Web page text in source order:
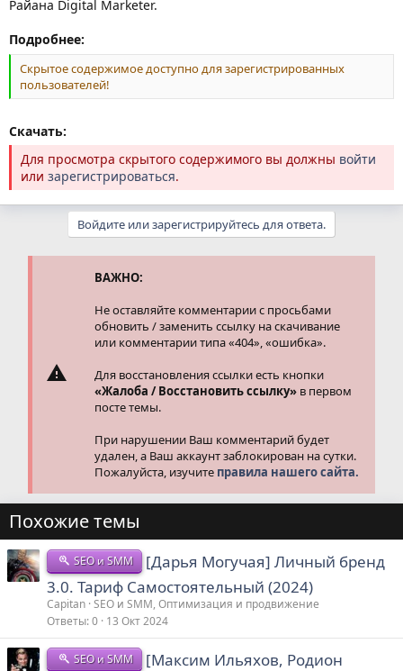
Райана Digital Marketer.
Подробнее:
Скрытое содержимое доступно для зарегистрированных
пользователей!
Скачать:
Для просмотра скрытого содержимого вы должны войти
или зарегистрироваться.
Войдите или зарегистрируйтесь для ответа.
ВАЖНО:
Не оставляйте комментарии с просьбами
обновить / заменить ссылку на скачивание
или комментарии типа «404», «ошибка».
Для восстановления ссылки есть кнопки
«Жалоба / Восстановить ссылку» в первом
посте темы.
При нарушении Ваш комментарий будет
удален, а Ваш аккаунт заблокирован на сутки.
Пожалуйста, изучите правила нашего сайта.
Похожие темы
SEO и SMM
[Дарья Могучая] Личный бренд
3.0. Тариф Самостоятельный (2024)
Capitan SEO и SMM, Оптимизация и продвижение
Ответы 0 13 Окт 2024
SEO и SMM [Максим Ильяхов, Родион